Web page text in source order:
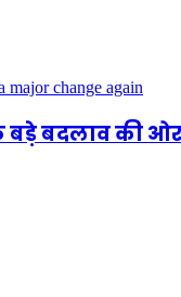
बड़े बदलाव की